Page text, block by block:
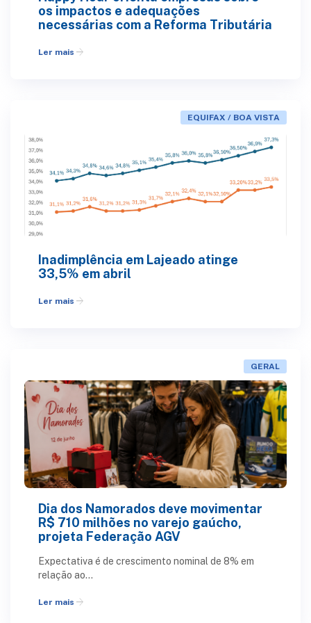
os impactos e adequações
necessárias com a Reforma Tributária
Ler mais arrow_forward
EQUIFAX / BOA VISTA
Inadimplência em Lajeado atinge
33,5% em abril
Ler mais arrow_forward
GERAL
Dia dos Namorados deve movimentar
R$ 710 milhões no varejo gaúcho,
projeta Federação AGV
Expectativa é de crescimento nominal de 8% em
relação ao...
Ler mais arrow_forward